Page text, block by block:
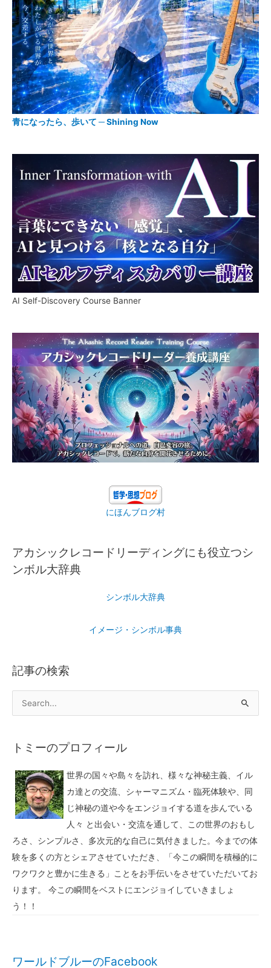
青になったら、歩いて ─ Shining Now
AI Self-Discovery Course Banner
にほんブログ村
アカシックレコードリーディングにも役立つシ
ンボル大辞典
シンボル大辞典
イメージ・シンボル事典
記事の検索
トミーのプロフィール
世界の国々や島々を訪れ、様々な神秘主義、イル
カ達との交流、シャーマニズム・臨死体験や、同
じ神秘の道や今をエンジョイする道を歩んでいる
人々 と出会い・交流を通して、この世界のおもし
ろさ、シンプルさ、多次元的な自己に気付きました。今までの体
験を多くの方とシェアさせていただき、「今この瞬間を積極的に
ワクワクと豊かに生きる」ことをお手伝いをさせていただいてお
ります。 今この瞬間をベストにエンジョイしていきましょ
う！！
ワールドブルーのFacebook